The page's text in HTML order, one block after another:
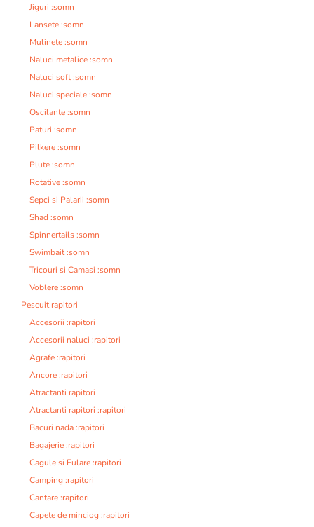
Jiguri :somn
Lansete :somn
Mulinete :somn
Naluci metalice :somn
Naluci soft :somn
Naluci speciale :somn
Oscilante :somn
Paturi :somn
Pilkere :somn
Plute :somn
Rotative :somn
Sepci si Palarii :somn
Shad :somn
Spinnertails :somn
Swimbait :somn
Tricouri si Camasi :somn
Voblere :somn
Pescuit rapitori
Accesorii :rapitori
Accesorii naluci :rapitori
Agrafe :rapitori
Ancore :rapitori
Atractanti rapitori
Atractanti rapitori :rapitori
Bacuri nada :rapitori
Bagajerie :rapitori
Cagule si Fulare :rapitori
Camping :rapitori
Cantare :rapitori
Capete de minciog :rapitori